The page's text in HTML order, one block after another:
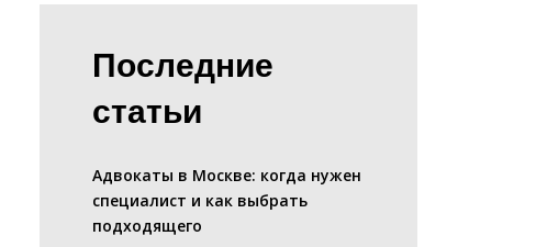
Последние
статьи
Адвокаты в Москве: когда нужен
специалист и как выбрать
подходящего